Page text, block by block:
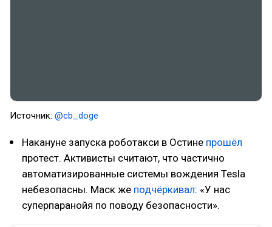
Источник: @cb_doge
Накануне запуска роботакси в Остине прошёл
протест. Активисты считают, что частично
автоматизированные системы вождения Tesla
небезопасны. Маск же подчёркивал: «У нас
суперпаранойя по поводу безопасности».